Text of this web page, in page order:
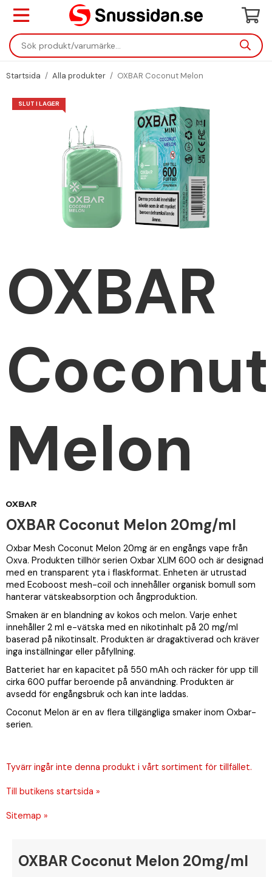
Startsida / Alla produkter / OXBAR Coconut Melon
SLUT I LAGER
OXBAR
Coconut
Melon
OXBAR Coconut Melon 20mg/ml
Oxbar Mesh Coconut Melon 20mg är en engångs vape från
Oxva. Produkten tillhör serien Oxbar XLIM 600 och är designad
med en transparent yta i flaskformat. Enheten är utrustad
med Ecoboost mesh-coil och innehåller organisk bomull som
hanterar vätskeabsorption och ångproduktion.
Smaken är en blandning av kokos och melon. Varje enhet
innehåller 2 ml e-vätska med en nikotinhalt på 20 mg/ml
baserad på nikotinsalt. Produkten är dragaktiverad och kräver
inga inställningar eller påfyllning.
Batteriet har en kapacitet på 550 mAh och räcker för upp till
cirka 600 puffar beroende på användning. Produkten är
avsedd för engångsbruk och kan inte laddas.
Coconut Melon är en av flera tillgängliga smaker inom Oxbar-
serien.
Tyvärr ingår inte denna produkt i vårt sortiment för tillfället.
Till butikens startsida »
Sitemap »
OXBAR Coconut Melon 20mg/ml